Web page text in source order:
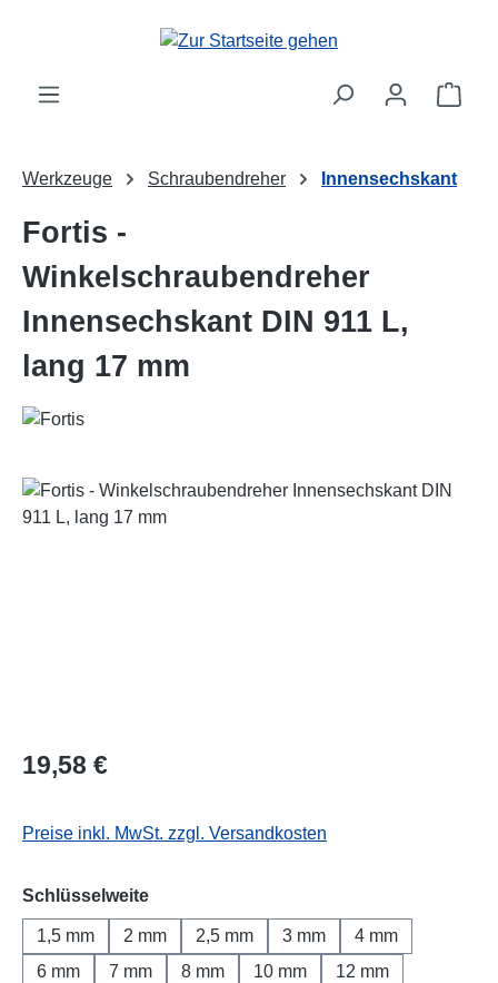
Zum Hauptinhalt springen
Werkzeuge Schraubendreher Innensechskant
Fortis -
Winkelschraubendreher
Innensechskant DIN 911 L,
lang 17 mm
Bildergalerie überspringen
Regulärer Preis:
19,58 €
Preise inkl. MwSt. zzgl. Versandkosten
Schlüsselweiteauswählen
1,5 mm 2 mm 2,5 mm 3 mm
4 mm
6 mm
7 mm 8 mm 10 mm
12 mm